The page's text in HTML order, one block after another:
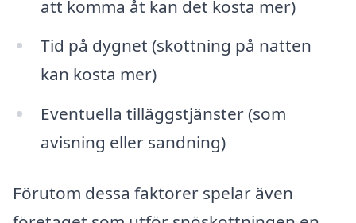
att komma åt kan det kosta mer)
Tid på dygnet (skottning på natten
kan kosta mer)
Eventuella tilläggstjänster (som
avisning eller sandning)
Förutom dessa faktorer spelar även